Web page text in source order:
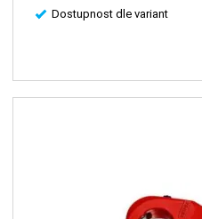
Dostupnost dle variant